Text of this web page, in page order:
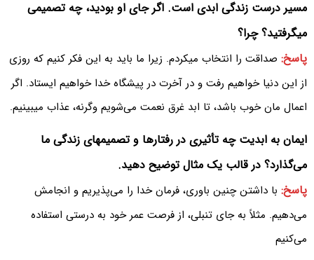
مسیر درست زندگی ابدی است. اگر جای او بودید، چه تصمیمی
میگرفتید؟ چرا؟
پاسخ: صداقت را انتخاب میکردم. زیرا ما باید به این فکر کنیم که روزی
از این دنیا خواهیم رفت و در آخرت در پیشگاه خدا خواهیم ایستاد. اگر
اعمال مان خوب باشد، تا ابد غرق نعمت می‌‌شویم وگرنه، عذاب میبینیم.
ایمان به ابدیت چه تأثیری در رفتارها و تصمیمهای زندگی ما
می‌گذارد؟ در قالب یک مثال توضیح دهید.
پاسخ: با داشتن چنین باوری، فرمان خدا را می‌پذیریم و انجامش
می‌دهیم. مثلاً به جای تنبلی، از فرصت عمر خود به درستی استفاده
می‌کنیم